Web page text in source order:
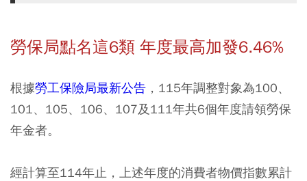
勞保局點名這6類 年度最高加發6.46%
根據勞工保險局最新公告 ，115年調整對象為100、
101、105、106、107及111年共6個年度請領勞保
年金者。
經計算至114年止，上述年度的消費者物價指數累計